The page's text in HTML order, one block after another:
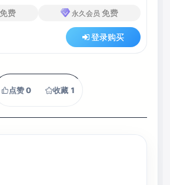
免费 永久会员 免费
登录购买
点赞0 收藏 1